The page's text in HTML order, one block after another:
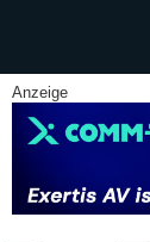
Anzeige